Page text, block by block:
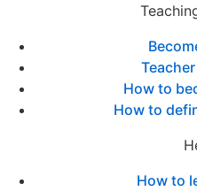
How to
How to
How to